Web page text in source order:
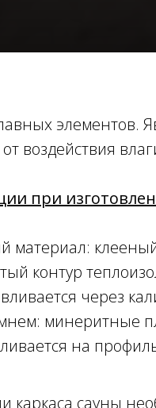
элементов.
воздействия
при
материал:
контур
через
минеритные
на
каркаса сауны